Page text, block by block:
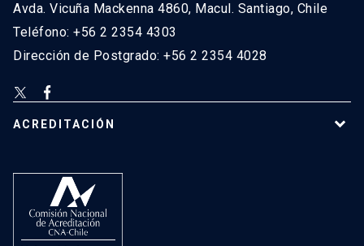
Avda. Vicuña Mackenna 4860, Macul. Santiago, Chile
Teléfono: +56 2 2354 4303
Dirección de Postgrado: +56 2 2354 4028
ACREDITACIÓN